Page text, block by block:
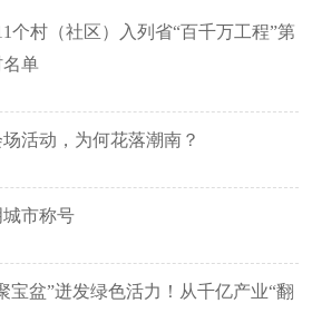
个村（社区）入列省“百千万工程”第
单
活动，为何花落潮南？
市称号
宝盆”迸发绿色活力！从千亿产业“翻